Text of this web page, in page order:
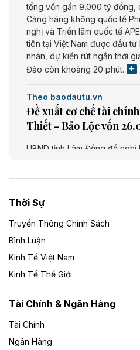
tổng vốn gần 9.000 tỷ đồng,
Cảng hàng không quốc tế
nghị và Triển lãm quốc tế
tiên tại Việt Nam được đầu
nhân, dự kiến rút ngắn thời
Đảo còn khoảng 20 phút.
Theo baodautu.vn
Đề xuất cơ chế tài
Thiết - Bảo Lộc vốn
UBND tỉnh Lâm Đồng đề
- Bu Prăng. Dự án dài
tư dự kiến 26.000 tỷ đồng.
Theo baodautu.vn
Cà Mau chấp thuận
án khu chợ và nhà ở
đồng
UBND tỉnh Cà Mau chấp
thức đấu thầu lựa chọn nhà
ha, quy mô dân số khoảng
Thời Sự
Truyền Thông Chính Sách
Bình Luận
Kinh Tế Việt Nam
Kinh Tế Thế Giới
Tài Chính & Ngân Hàng
Tài Chính
Ngân Hàng